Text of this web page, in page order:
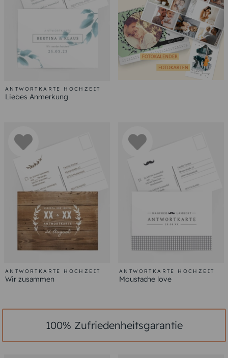
ANTWORTKARTE HOCHZEIT
Liebes Anmerkung
ANTWORTKARTE HOCHZEIT
Wir zusammen
ANTWORTKARTE HOCHZEIT
Moustache love
100% Zufriedenheitsgarantie